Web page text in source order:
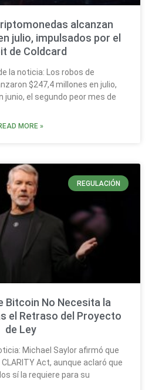
alcanzan
julio, impulsados por el
de Coldcard
la noticia: Los robos de
$247,4 millones en julio,
junio, el segundo peor mes de
MORE »
REGULACIÓN
Bitcoin No Necesita la
el Retraso del Proyecto
de Ley
Michael Saylor afirmó que
Act, aunque aclaró que
sí la requiere para su